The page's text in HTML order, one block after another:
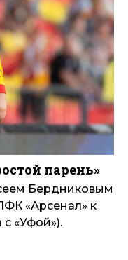
парень»
Бердниковым
«Арсенал» к
с «Уфой»).